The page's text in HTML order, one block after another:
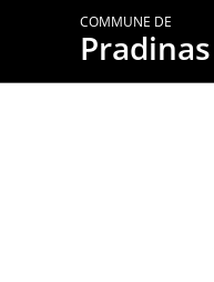
COMMUNE DE
Pradinas